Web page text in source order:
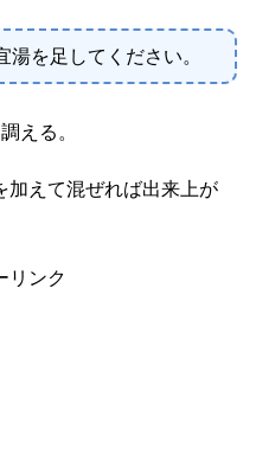
を足してください。
える。
加えて混ぜれば出来上が
リンク